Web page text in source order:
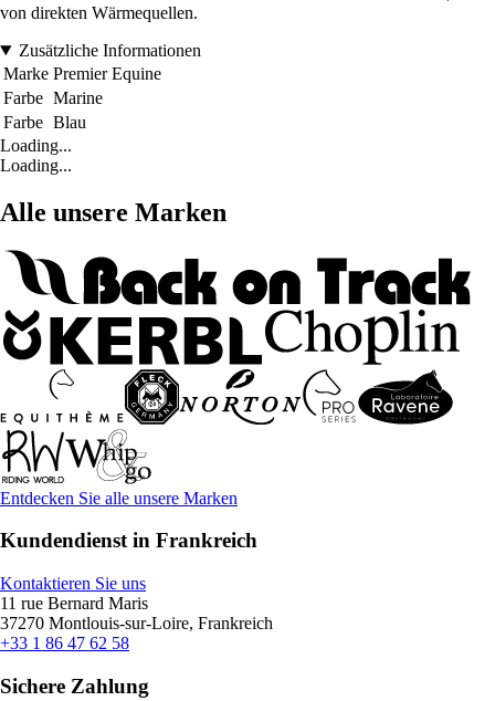
von direkten Wärmequellen.
Zusätzliche Informationen
Marke Premier Equine
Farbe Marine
Farbe Blau
Loading...
Loading...
Alle unsere Marken
Entdecken Sie alle unsere Marken
Kundendienst in Frankreich
Kontaktieren Sie uns
11 rue Bernard Maris
37270 Montlouis-sur-Loire, Frankreich
+33 1 86 47 62 58
Sichere Zahlung